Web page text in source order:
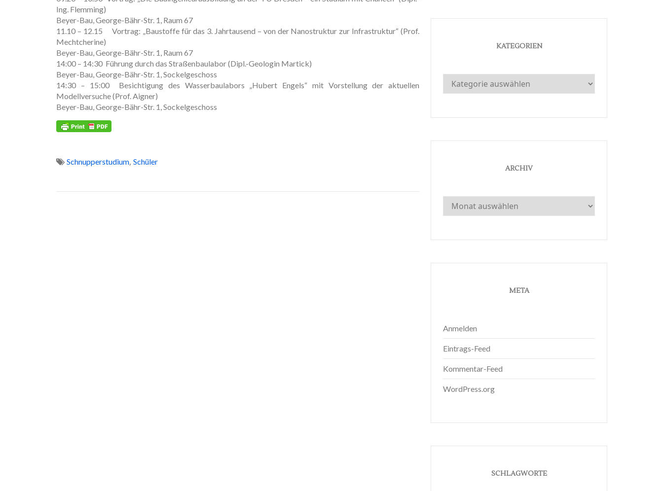
Ing. Flemming)
Beyer-Bau, George-Bähr-Str. 1, Raum 67
11.10 – 12.15 Vortrag: „Baustoffe für das 3. Jahrtausend – von der Nanostruktur zur Infrastruktur“ (Prof.
Mechtcherine)
Beyer-Bau, George-Bähr-Str. 1, Raum 67
14:00 – 14:30 Führung durch das Straßenbaulabor (Dipl.-Geologin Martick)
Beyer-Bau, George-Bähr-Str. 1, Sockelgeschoss
14:30 – 15:00 Besichtigung des Wasserbaulabors „Hubert Engels“ mit Vorstellung der aktuellen
Modellversuche (Prof. Aigner)
Beyer-Bau, George-Bähr-Str. 1, Sockelgeschoss
Schnupperstudium, Schüler
KATEGORIEN
Kategorien
ARCHIV
Archiv
META
Anmelden
Eintrags-Feed
Kommentar-Feed
WordPress.org
SCHLAGWORTE